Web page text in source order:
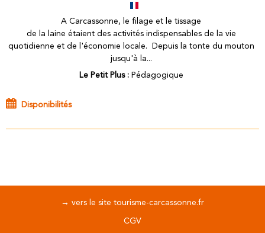
A Carcassonne, le filage et le tissage
de la laine étaient des activités indispensables de la vie
quotidienne et de l'économie locale. Depuis la tonte du mouton
jusqu'à la...
Le Petit Plus : Pédagogique
Disponibilités
→ vers le site tourisme-carcassonne.fr
CGV